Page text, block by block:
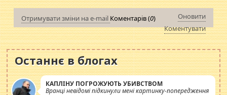
Отримувати зміни на e-mail Коментарів (0)
Оновити
Коментувати
Останнє в блогах
КАПЛІНУ ПОГРОЖУЮТЬ УБИВСТВОМ
Вранці невідомі підкинули мені картинку-попередження